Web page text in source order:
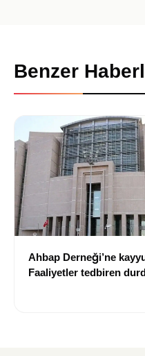
Benzer
Ahbap Derneği’ne
Faaliyetler tedbiren